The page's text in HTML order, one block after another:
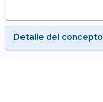
Detalle del concepto